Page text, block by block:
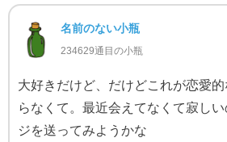
名前のない小瓶
234629通目の小瓶
大好きだけど、だけどこれが恋愛
らなくて。最近会えてなくて寂し
ジを送ってみようかな